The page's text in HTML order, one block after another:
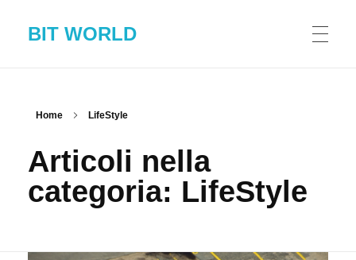
BIT WORLD
MANIFESTO
Home LifeStyle
Articoli nella
categoria: LifeStyle